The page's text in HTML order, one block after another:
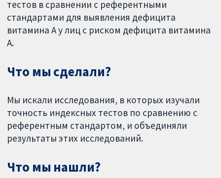
тестов в сравнении с референтными
стандартами для выявления дефицита
витамина А у лиц с риском дефицита витамина
А.
Что мы сделали?
Мы искали исследования, в которых изучали
точность индексных тестов по сравнению с
референтным стандартом, и объединяли
результаты этих исследований.
Что мы нашли?